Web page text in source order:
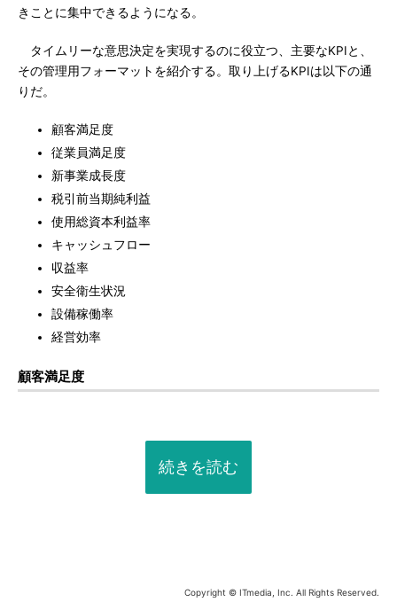
きことに集中できるようになる。
タイムリーな意思決定を実現するのに役立つ、主要なKPIと、
その管理用フォーマットを紹介する。取り上げるKPIは以下の通
りだ。
顧客満足度
従業員満足度
新事業成長度
税引前当期純利益
使用総資本利益率
キャッシュフロー
収益率
安全衛生状況
設備稼働率
経営効率
顧客満足度
続きを読む
Copyright © ITmedia, Inc. All Rights Reserved.